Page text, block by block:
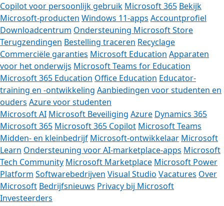
Copilot voor persoonlijk gebruik Microsoft 365 Bekijk
Microsoft-producten Windows 11-apps Accountprofiel
Downloadcentrum Ondersteuning Microsoft Store
Terugzendingen Bestelling traceren Recyclage
Commerciële garanties Microsoft Education Apparaten
voor het onderwijs Microsoft Teams for Education
Microsoft 365 Education Office Education Educator-
training en -ontwikkeling Aanbiedingen voor studenten en
ouders Azure voor studenten
Microsoft AI Microsoft Beveiliging Azure Dynamics 365
Microsoft 365 Microsoft 365 Copilot Microsoft Teams
Midden- en kleinbedrijf Microsoft-ontwikkelaar Microsoft
Learn Ondersteuning voor AI-marketplace-apps Microsoft
Tech Community Microsoft Marketplace Microsoft Power
Platform Softwarebedrijven Visual Studio Vacatures Over
Microsoft Bedrijfsnieuws Privacy bij Microsoft
Investeerders